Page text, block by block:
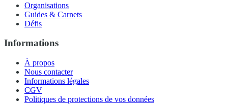
Organisations
Guides & Carnets
Défis
Informations
À propos
Nous contacter
Informations légales
CGV
Politiques de protections de vos données